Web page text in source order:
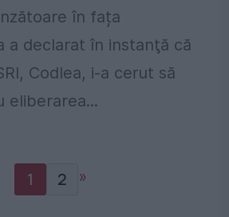
în fața
a declarat în instanţă că
Codlea, i-a cerut să
eliberarea...
1 2 »